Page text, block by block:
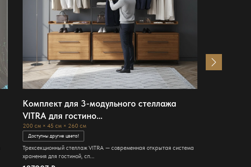
Комплект для 3-модульного стеллажа
VITRA для гостино...
200 см × 45 см × 260 см
Доступны другие цвета!
Трехсекционный стеллаж VITRA — современная открытая система
хранения для гостиной, сп...